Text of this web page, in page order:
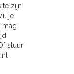
zijn
je
mag
stuur